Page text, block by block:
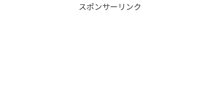
スポンサーリンク